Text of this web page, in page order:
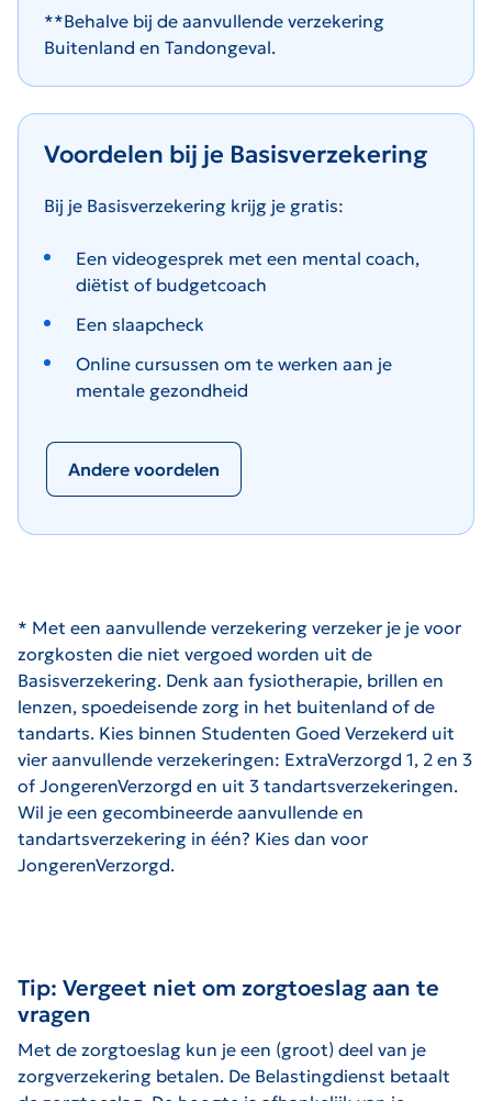
**Behalve bij de aanvullende verzekering
Buitenland en Tandongeval.
Voordelen bij je Basisverzekering
Bij je Basisverzekering krijg je gratis:
Een videogesprek met een mental coach,
diëtist of budgetcoach
Een slaapcheck
Online cursussen om te werken aan je
mentale gezondheid
Andere voordelen
* Met een aanvullende verzekering verzeker je je voor
zorgkosten die niet vergoed worden uit de
Basisverzekering. Denk aan fysiotherapie, brillen en
lenzen, spoedeisende zorg in het buitenland of de
tandarts. Kies binnen Studenten Goed Verzekerd uit
vier aanvullende verzekeringen: ExtraVerzorgd 1, 2 en 3
of JongerenVerzorgd en uit 3 tandartsverzekeringen.
Wil je een gecombineerde aanvullende en
tandartsverzekering in één? Kies dan voor
JongerenVerzorgd.
Tip: Vergeet niet om zorgtoeslag aan te
vragen
Met de zorgtoeslag kun je een (groot) deel van je
zorgverzekering betalen. De Belastingdienst betaalt